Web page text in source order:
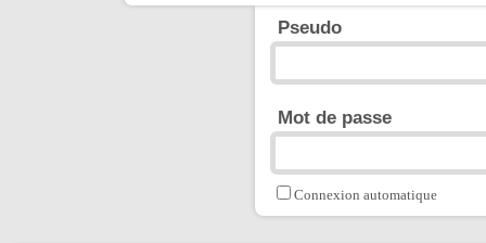
Pseudo
Mot de passe
Connexion automatique